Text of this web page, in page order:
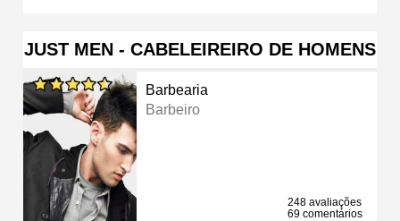
JUST MEN - CABELEIREIRO DE HOMENS
Barbearia
Barbeiro
248 avaliações
69 comentários